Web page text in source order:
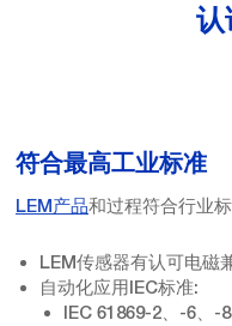
认
符合最高工业标准
LEM产品和过程符合行业
LEM传感器有认可电磁
自动化应用IEC标准:
IEC 61869-2、-6、-